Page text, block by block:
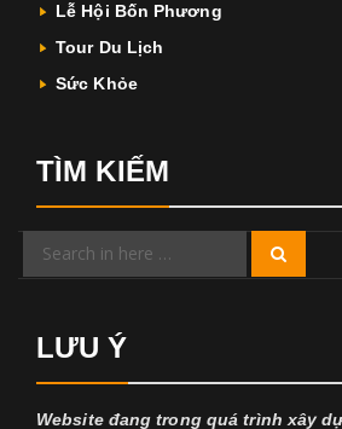
Lễ Hội Bốn Phương
Tour Du Lịch
Sức Khỏe
TÌM KIẾM
Search
LƯU Ý
Website đang trong quá trình xây